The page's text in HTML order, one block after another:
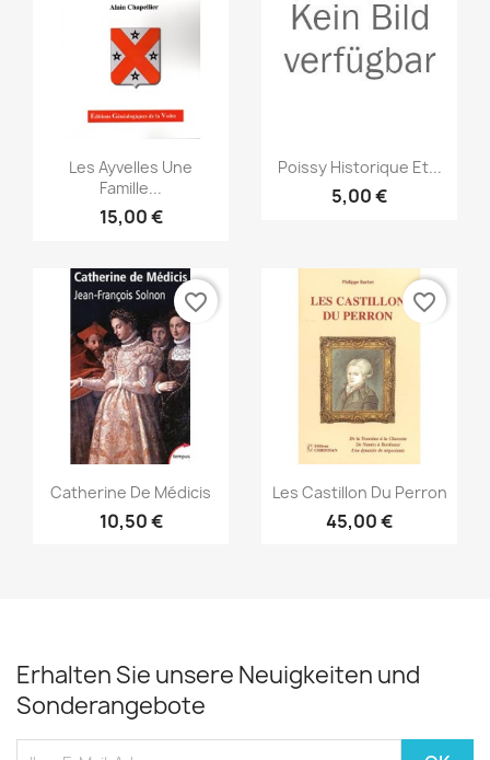
Vorschau
Les Ayvelles Une
Famille...
15,00 €
Vorschau
Poissy Historique Et...
5,00 €
Vorschau
Catherine De Médicis
10,50 €
favorite_border
Vorschau
Les Castillon Du Perron
45,00 €
favorite_border
Erhalten Sie unsere Neuigkeiten und
Sonderangebote